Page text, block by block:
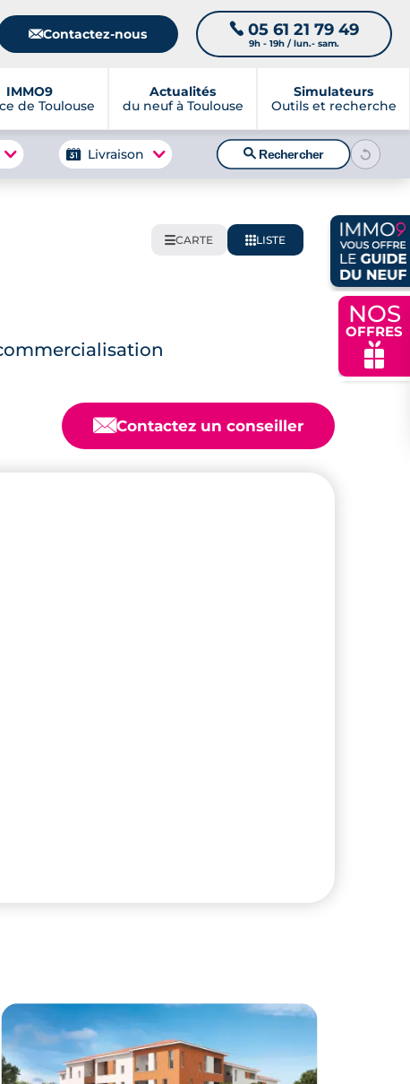
📧Contactez-nous 📞 05 61 21 79 49
9h - 19h / lun.- sam.
IMMO9
de Toulouse
Actualités
du neuf à Toulouse
Simulateurs
Outils et recherche
NOS
OFFRES
🎁
Livraison 🔍Rechercher
🌍CARTE 📋LISTE
📧Contactez un conseiller